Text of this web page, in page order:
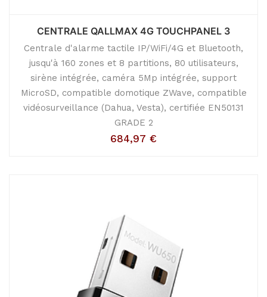
CENTRALE QALLMAX 4G TOUCHPANEL 3
Centrale d'alarme tactile IP/WiFi/4G et Bluetooth,
jusqu'à 160 zones et 8 partitions, 80 utilisateurs,
sirène intégrée, caméra 5Mp intégrée, support
MicroSD, compatible domotique ZWave, compatible
vidéosurveillance (Dahua, Vesta), certifiée EN50131
GRADE 2
684,97 €